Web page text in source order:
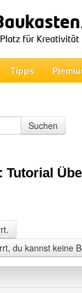
Tipps
Suchen
Tutorial
du kannst keine